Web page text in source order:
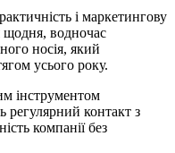
і маркетингову
щодня, водночас
носія, який
усього року.
інструментом
регулярний контакт з
компанії без